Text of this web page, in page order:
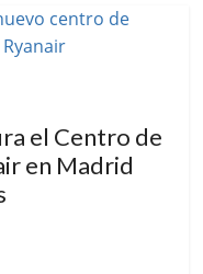
el Centro de
en Madrid